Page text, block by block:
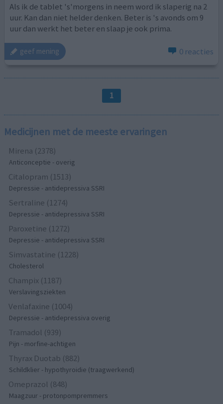
Als ik de tablet 's'morgens in neem word ik slaperig na 2
uur. Kan dan niet helder denken. Beter is 's avonds om 9
uur dan werkt het beter en slaap je ook prima.
geef mening 0 reacties
1
Medicijnen met de meeste ervaringen
Mirena (2378)
Anticonceptie - overig
Citalopram (1513)
Depressie - antidepressiva SSRI
Sertraline (1274)
Depressie - antidepressiva SSRI
Paroxetine (1272)
Depressie - antidepressiva SSRI
Simvastatine (1228)
Cholesterol
Champix (1187)
Verslavingsziekten
Venlafaxine (1004)
Depressie - antidepressiva overig
Tramadol (939)
Pijn - morfine-achtigen
Thyrax Duotab (882)
Schildklier - hypothyroidie (traagwerkend)
Omeprazol (848)
Maagzuur - protonpompremmers